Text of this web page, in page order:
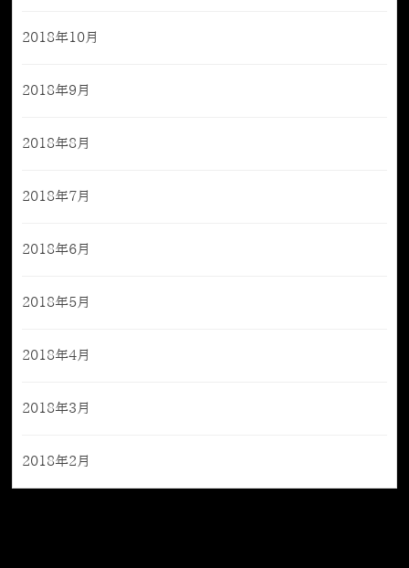
2018年10月
2018年9月
2018年8月
2018年7月
2018年6月
2018年5月
2018年4月
2018年3月
2018年2月